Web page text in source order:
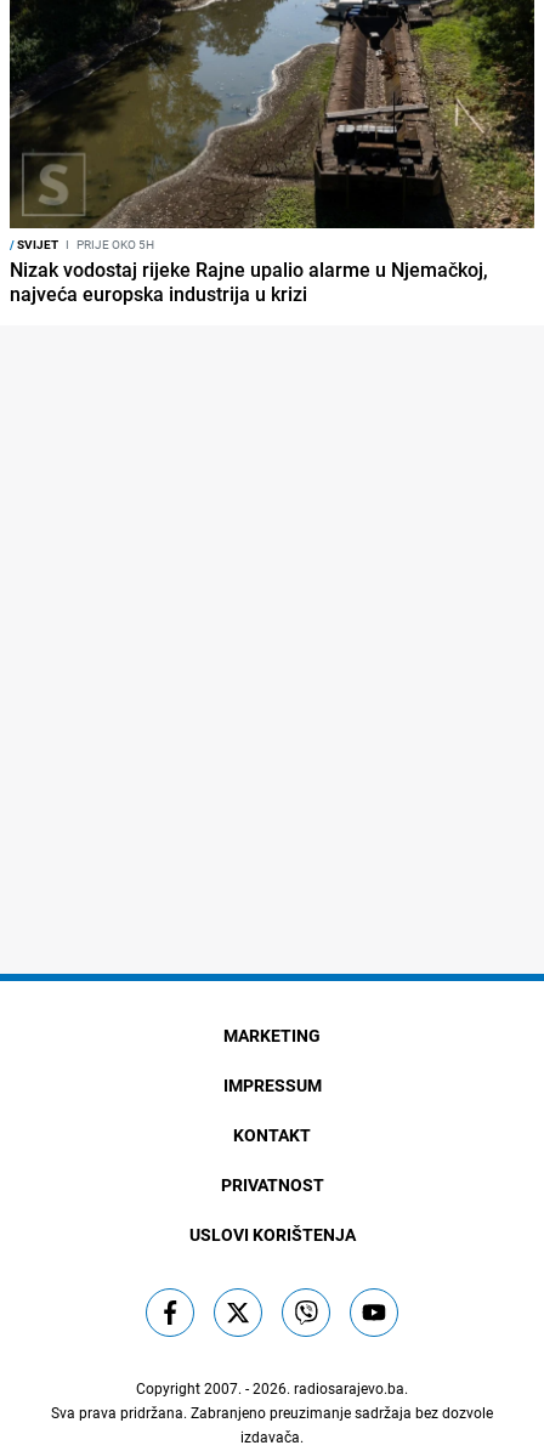
/SVIJET I PRIJE OKO 5H
Nizak vodostaj rijeke Rajne upalio alarme u Njemačkoj,
najveća europska industrija u krizi
MARKETING
IMPRESSUM
KONTAKT
PRIVATNOST
USLOVI KORIŠTENJA
Copyright 2007. - 2026. radiosarajevo.ba.
Sva prava pridržana. Zabranjeno preuzimanje sadržaja bez dozvole
izdavača.